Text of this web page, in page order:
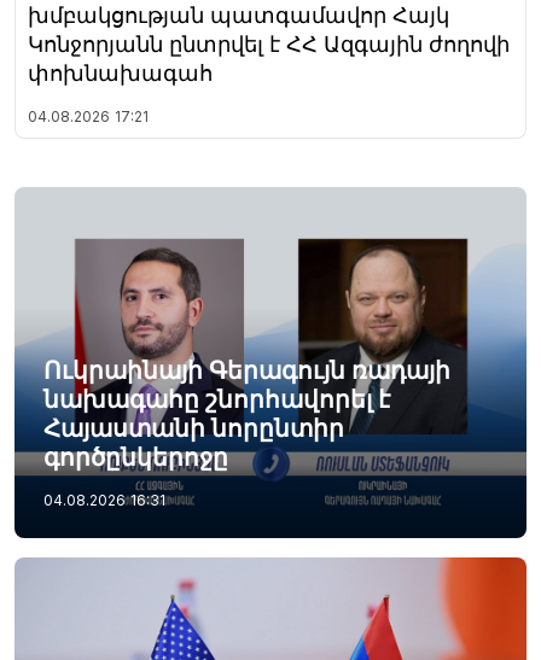
խմբակցության պատգամավոր Հայկ
Կոնջորյանն ընտրվել է ՀՀ Ազգային ժողովի
փոխնախագահ
04.08.2026 17:21
Ուկրաինայի Գերագույն ռադայի
նախագահը շնորհավորել է
Հայաստանի նորընտիր
գործընկերոջը
04.08.2026 16:31